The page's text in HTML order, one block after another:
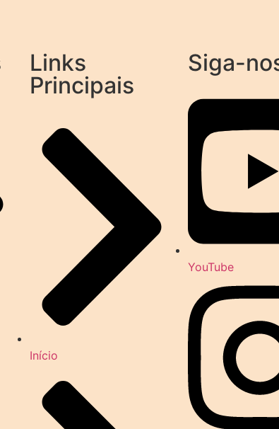
Links
Principais
Início
Siga-
YouTube